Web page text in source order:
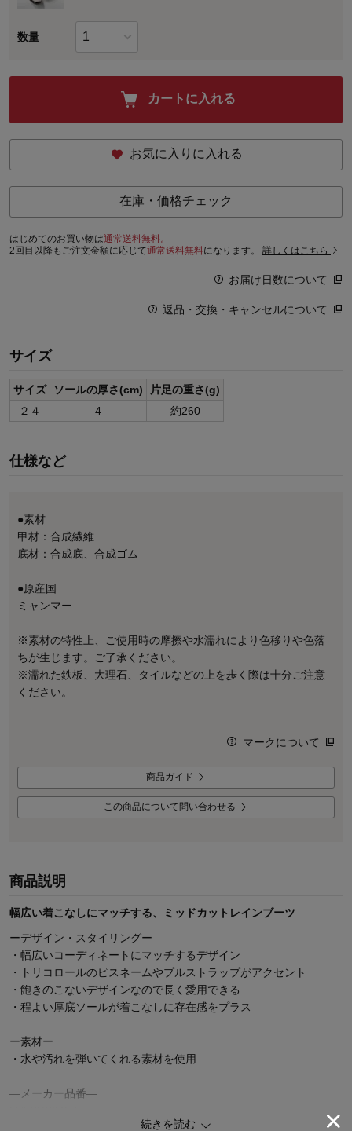
数量
カートに入れる
お気に入りに入れる
在庫・価格チェック
はじめてのお買い物は通常送料無料。
2回目以降もご注文金額に応じて通常送料無料になります。 詳しくはこちら
お届け日数について
返品・交換・キャンセルについて
サイズ
サイズ ソールの厚さ(cm)
片足の重さ(g)
２４
4 約260
仕様など
●素材
甲材：合成繊維
底材：合成底、合成ゴム
●原産国
ミャンマー
※素材の特性上、ご使用時の摩擦や水濡れにより色移りや色落
ちが生じます。ご了承ください。
※濡れた鉄板、大理石、タイルなどの上を歩く際は十分ご注意
ください。
マークについて
商品ガイド
この商品について問い合わせる
商品説明
幅広い着こなしにマッチする、ミッドカットレインブーツ
ーデザイン・スタイリングー
・幅広いコーディネートにマッチするデザイン
・トリコロールのピスネームやプルストラップがアクセント
・飽きのこないデザインなので長く愛用できる
・程よい厚底ソールが着こなしに存在感をプラス
ー素材ー
・水や汚れを弾いてくれる素材を使用
―メーカー品番―
続きを読む